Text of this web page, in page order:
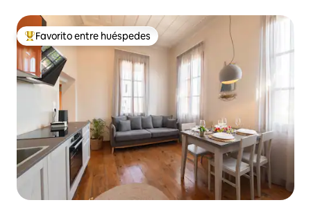
De los mejores en Favorito entre huéspedes
Favorito entre huéspedes